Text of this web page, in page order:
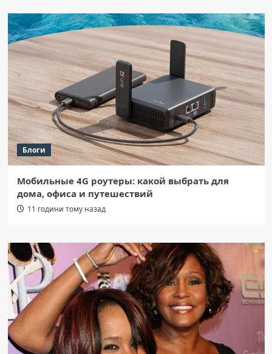
Блоги
Мобильные 4G роутеры: какой выбрать для
дома, офиса и путешествий
11 години тому назад